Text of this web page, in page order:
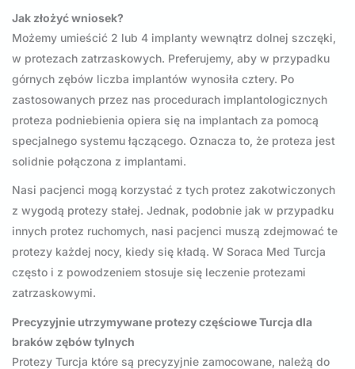
Jak złożyć wniosek?
Możemy umieścić 2 lub 4 implanty wewnątrz dolnej szczęki,
w protezach zatrzaskowych. Preferujemy, aby w przypadku
górnych zębów liczba implantów wynosiła cztery. Po
zastosowanych przez nas procedurach implantologicznych
proteza podniebienia opiera się na implantach za pomocą
specjalnego systemu łączącego. Oznacza to, że proteza jest
solidnie połączona z implantami.
Nasi pacjenci mogą korzystać z tych protez zakotwiczonych
z wygodą protezy stałej. Jednak, podobnie jak w przypadku
innych protez ruchomych, nasi pacjenci muszą zdejmować te
protezy każdej nocy, kiedy się kładą. W Soraca Med Turcja
często i z powodzeniem stosuje się leczenie protezami
zatrzaskowymi.
Precyzyjnie utrzymywane protezy częściowe Turcja dla
braków zębów tylnych
Protezy Turcja które są precyzyjnie zamocowane, należą do